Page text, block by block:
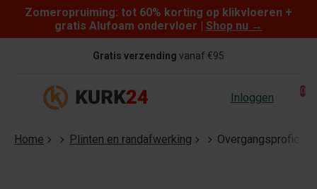
Skip to content
Zomeropruiming: tot 60% korting op klikvloeren +
gratis Alufoam ondervloer | Shop nu →
Gratis verzending vanaf €95
Inloggen 0
Home Plinten en randafwerking Overgangsprofiel